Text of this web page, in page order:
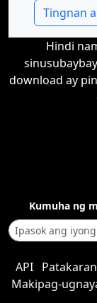
Tingnan
Hindi
download ay
Kumuha ng
API
Makipag-